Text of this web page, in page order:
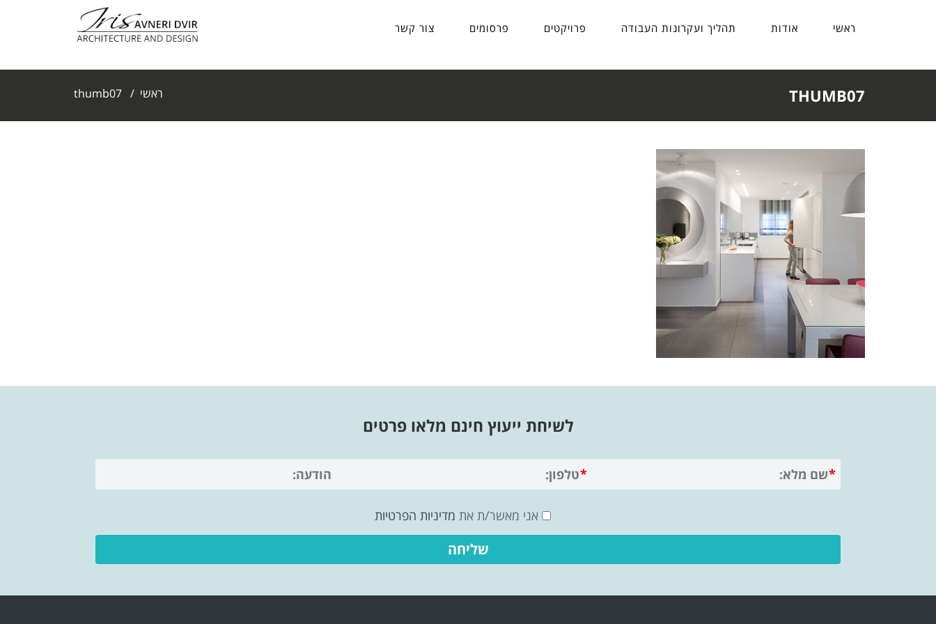
ראשי אודות תהליך ועקרונות העבודה פרויקטים פרסומים צור קשר
THUMB07 ראשי /
thumb07
לשיחת ייעוץ חינם מלאו פרטים
אני מאשר/ת את מדיניות הפרטיות